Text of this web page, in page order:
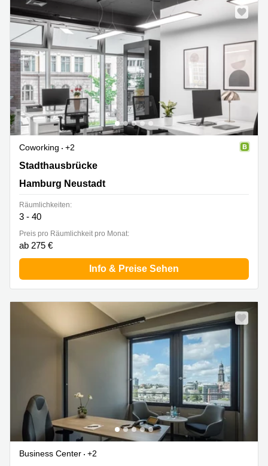
Coworking
+2
Stadthausbrücke 5, Hamburg Neustadt
Stadthausbrücke
Hamburg Neustadt
Räumlichkeiten:
3 - 40
Preis pro Räumlichkeit pro Monat:
ab 275 €
Info & Preise Sehen
Business Center +2